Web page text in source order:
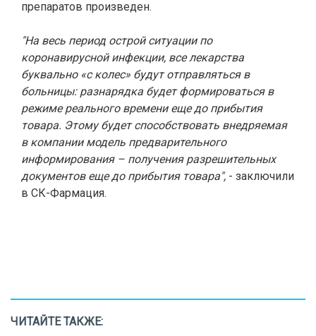
препаратов произведен.
"На весь период острой ситуации по
коронавирусной инфекции, все лекарства
буквально «с колес» будут отправляться в
больницы: разнарядка будет формироваться в
режиме реального времени еще до прибытия
товара. Этому будет способствовать внедряемая
в компании модель предварительного
информирования – получения разрешительных
документов еще до прибытия товара", - заключили
в СК-Фармация.
ЧИТАЙТЕ ТАКЖЕ: